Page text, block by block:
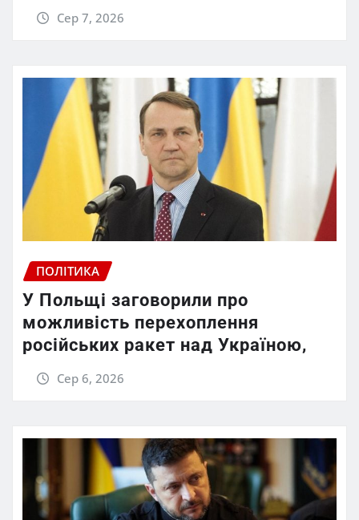
Сер 7, 2026
ПОЛІТИКА
У Польщі заговорили про
можливість перехоплення
російських ракет над Україною,
Сер 6, 2026